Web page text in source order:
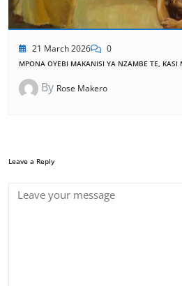
21 March 2026 0
MPONA OYEBI MAKANISI YA NZAMBE TE, KASI
By Rose Makero
Leave a Reply